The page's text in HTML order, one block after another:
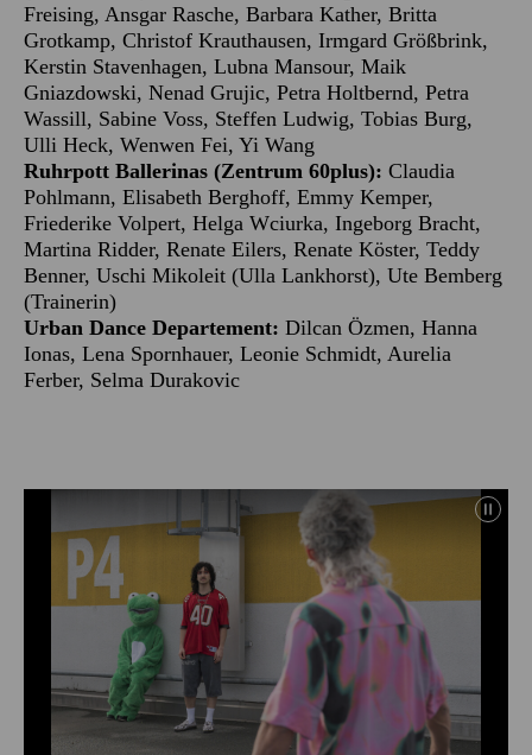
Freising, Ansgar Rasche, Barbara Kather, Britta
Grotkamp, Christof Krauthausen, Irmgard Größbrink,
Kerstin Stavenhagen, Lubna Mansour, Maik
Gniazdowski, Nenad Grujic, Petra Holtbernd, Petra
Wassill, Sabine Voss, Steffen Ludwig, Tobias Burg,
Ulli Heck, Wenwen Fei, Yi Wang
Ruhrpott Ballerinas (Zentrum 60plus): Claudia
Pohlmann, Elisabeth Berghoff, Emmy Kemper,
Friederike Volpert, Helga Wciurka, Ingeborg Bracht,
Martina Ridder, Renate Eilers, Renate Köster, Teddy
Benner, Uschi Mikoleit (Ulla Lankhorst), Ute Bemberg
(Trainerin)
Urban Dance Departement: Dilcan Özmen, Hanna
Ionas, Lena Spornhauer, Leonie Schmidt, Aurelia
Ferber, Selma Durakovic